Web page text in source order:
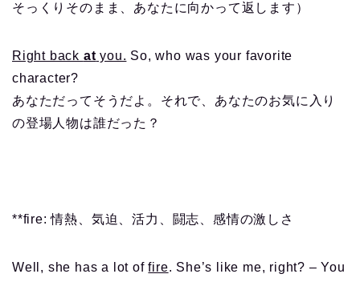
そっくりそのまま、あなたに向かって返します）
Right back at you. So, who was your favorite
character?
あなただってそうだよ。それで、あなたのお気に入り
の登場人物は誰だった？
**fire: 情熱、気迫、活力、闘志、感情の激しさ
Well, she has a lot offire. She’s like me, right? – You